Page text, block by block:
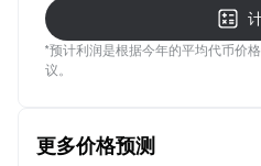
*预计利润是根据今年的平均代币价
议。
更多价格预测